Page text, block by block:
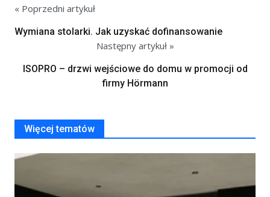
« Poprzedni artykuł
Wymiana stolarki. Jak uzyskać dofinansowanie
Następny artykuł »
ISOPRO – drzwi wejściowe do domu w promocji od
firmy Hörmann
Więcej tematów